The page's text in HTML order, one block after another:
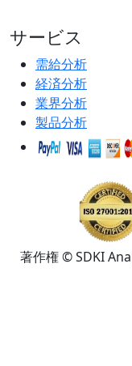
サービス
需給分析
経済分析
業界分析
製品分析
著作権 © SDKI